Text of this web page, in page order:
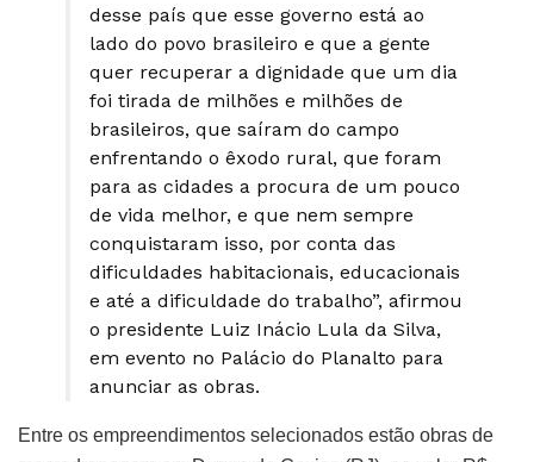
desse país que esse governo está ao
lado do povo brasileiro e que a gente
quer recuperar a dignidade que um dia
foi tirada de milhões e milhões de
brasileiros, que saíram do campo
enfrentando o êxodo rural, que foram
para as cidades a procura de um pouco
de vida melhor, e que nem sempre
conquistaram isso, por conta das
dificuldades habitacionais, educacionais
e até a dificuldade do trabalho”, afirmou
o presidente Luiz Inácio Lula da Silva,
em evento no Palácio do Planalto para
anunciar as obras.
Entre os empreendimentos selecionados estão obras de